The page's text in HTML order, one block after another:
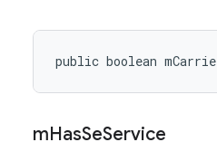
public boolean
mHasSeService